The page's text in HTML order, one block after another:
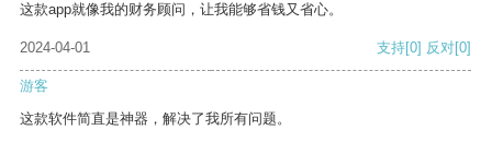
这款app就像我的财务顾问，让我能够省钱又省心。
2024-04-01 支持[0] 反对[0]
游客
这款软件简直是神器，解决了我所有问题。